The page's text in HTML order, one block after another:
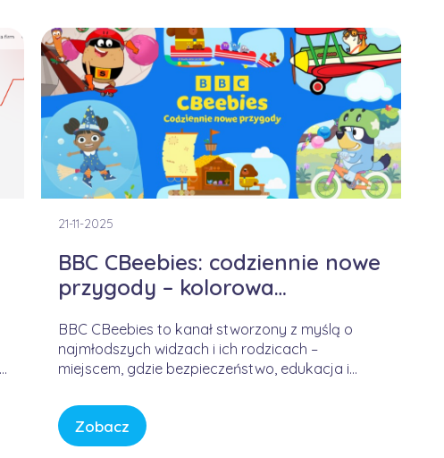
21-11-2025
BBC CBeebies: codziennie nowe
przygody – kolorowa
BBC CBeebies to kanał stworzony z myślą o
najmłodszych widzach i ich rodzicach –
miejscem, gdzie bezpieczeństwo, edukacja i
świecie pełnym bodźców i szybkiego tempa,
CBeebies oferuje przestrzeń, w której dzieci
mogą odkrywać świat w sposób bezpieczny,
Zobacz